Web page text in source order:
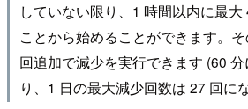
していない限り、1 時間以内に最
ことから始めることができます。
回追加で減少を実行できます (60
り、1 日の最大減少回数は 27 回に